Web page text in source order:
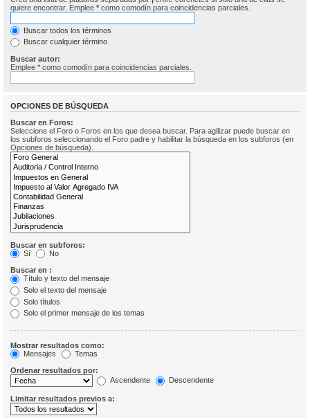
quiere encontrar. Emplee * como comodín para coincidencias parciales.
Buscar todos los términos
Buscar cualquier término
Buscar autor:
Emplee * como comodín para coincidencias parciales.
OPCIONES DE BÚSQUEDA
Buscar en Foros:
Seleccione el Foro o Foros en los que desea buscar. Para agilizar puede buscar en
los subforos seleccionando el Foro padre y habilitar la búsqueda en los subforos (en
Opciones de búsqueda).
Buscar en subforos:
Sí
No
Buscar en :
Título y texto del mensaje
Solo el texto del mensaje
Solo títulos
Solo el primer mensaje de los temas
Mostrar resultados como:
Mensajes
Temas
Ordenar resultados por:
Ascendente
Descendente
Limitar resultados previos a: